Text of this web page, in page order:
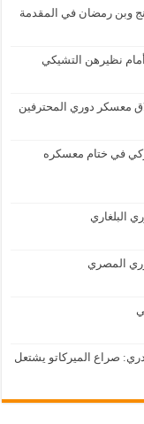
نظيرهن التشيكي
معسكر دوري المحترفين
في ختام معسكره
البلغاري
صراع الميركاتو يشتعل